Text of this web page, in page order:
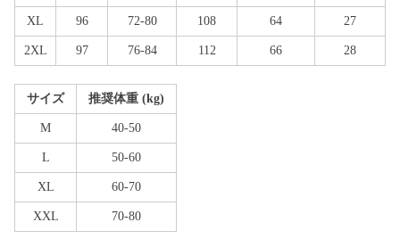
XL 96 72-80 108 64 27
2XL 97 76-84 112 66 28
サイズ 推奨体重 (kg)
M 40-50
L 50-60
XL 60-70
XXL 70-80